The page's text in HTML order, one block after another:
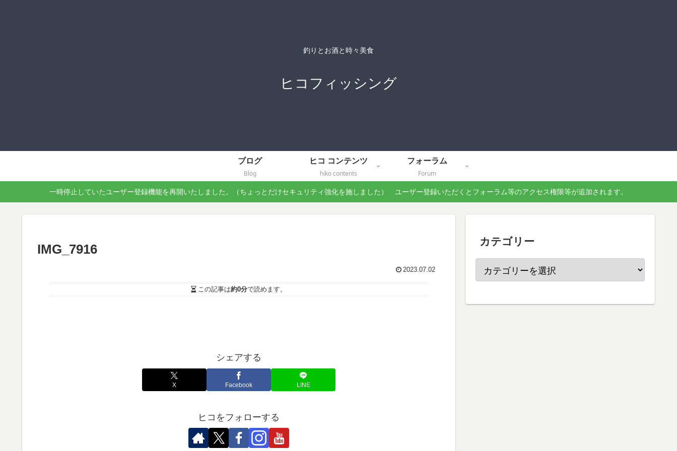
釣りとお酒と時々美食
ヒコフィッシング
ブログ
Blog
ヒコ コンテンツ
hiko contents
フォーラム
Forum
一時停止していたユーザー登録機能を再開いたしました。（ちょっとだけセキュリティ強化を施しました） ユーザー登録いただくとフォーラム等のアクセス権限等が追加されます。
IMG_7916
2023.07.02
この記事は約0分で読めます。
シェアする
X Facebook LINE
ヒコをフォローする
カテゴリー